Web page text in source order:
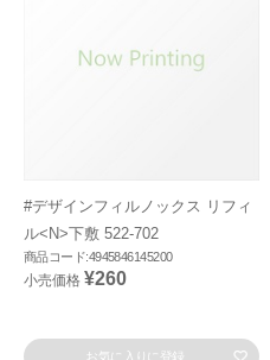
#デザインフィルノックス リフィ
ル<N>下敷 522-702
商品コード:4945846145200
小売価格 ¥260
お気に入りに登録